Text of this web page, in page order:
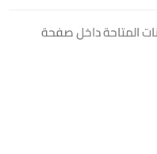
المتاحة داخل صفحة